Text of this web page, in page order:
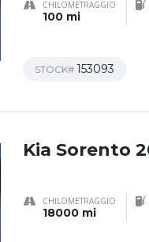
CHILOMETRAGGIO
100 mi
STOCK# 153093
Kia Sorento
CHILOMETRAGGIO
18000 mi